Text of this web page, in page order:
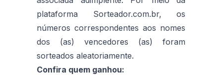
plataforma Sorteador.com.br, os
números correspondentes aos nomes
dos (as) vencedores (as) foram
sorteados aleatoriamente.
Confira quem ganhou: